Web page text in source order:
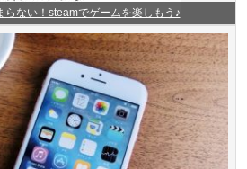
らない！steamでゲームを楽しもう♪